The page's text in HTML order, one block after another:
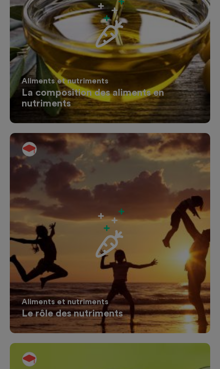
Aliments et nutriments
La composition des aliments en
nutriments
Aliments et nutriments
Le rôle des nutriments